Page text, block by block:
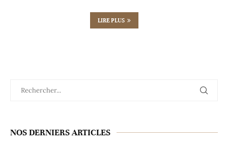
LIRE PLUS
NOS DERNIERS ARTICLES